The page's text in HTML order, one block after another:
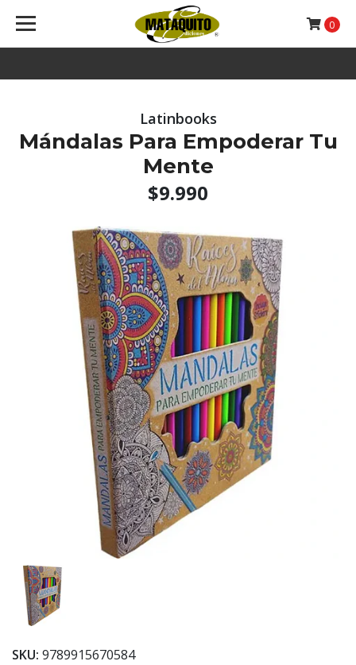
0
Latinbooks
Mándalas Para Empoderar Tu
Mente
$9.990
SKU: 9789915670584